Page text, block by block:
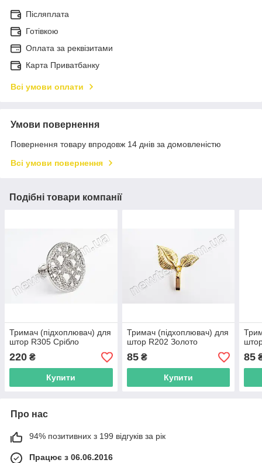
Післяплата
Готівкою
Оплата за реквізитами
Карта Приватбанку
Всі умови оплати
Умови повернення
Повернення товару впродовж 14 днів за домовленістю
Всі умови повернення
Подібні товари компанії
Тримач (підхоплювач) для
штор R305 Срібло
220 ₴
Купити
Тримач (підхоплювач) для
штор R202 Золото
85₴
Купити
85
Про нас
94% позитивних з 199 відгуків за рік
Працює з 06.06.2016